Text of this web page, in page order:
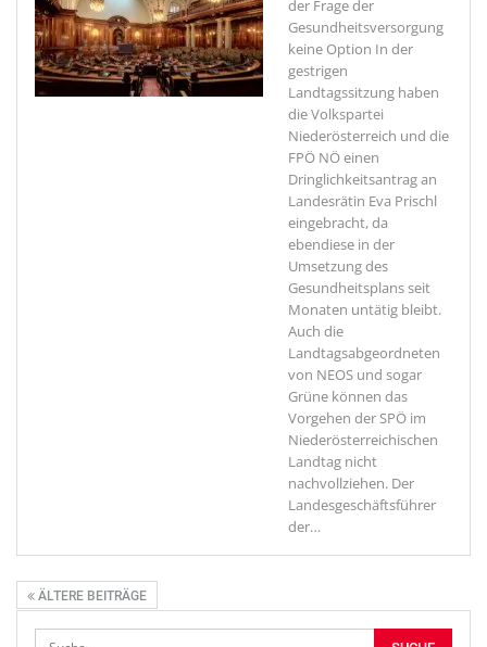
der Frage der
Gesundheitsversorgung
keine Option In der
gestrigen
Landtagssitzung haben
die Volkspartei
Niederösterreich und die
FPÖ NÖ einen
Dringlichkeitsantrag an
Landesrätin Eva Prischl
eingebracht, da
ebendiese in der
Umsetzung des
Gesundheitsplans seit
Monaten untätig bleibt.
Auch die
Landtagsabgeordneten
von NEOS und sogar
Grüne können das
Vorgehen der SPÖ im
Niederösterreichischen
Landtag nicht
nachvollziehen. Der
Landesgeschäftsführer
der…
ÄLTERE BEITRÄGE